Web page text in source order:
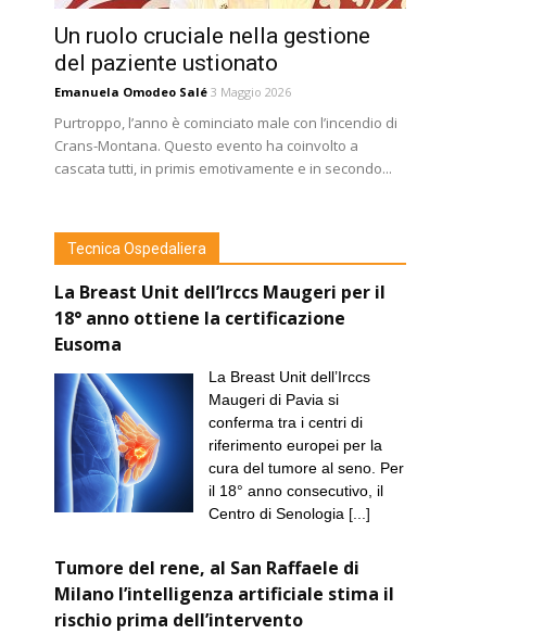
Un ruolo cruciale nella gestione
del paziente ustionato
Emanuela Omodeo Salé 3 Maggio 2026
Purtroppo, l’anno è cominciato male con l’incendio di
Crans-Montana. Questo evento ha coinvolto a
cascata tutti, in primis emotivamente e in secondo...
Tecnica Ospedaliera
La Breast Unit dell’Irccs Maugeri per il
18° anno ottiene la certificazione
Eusoma
La Breast Unit dell’Irccs
Maugeri di Pavia si
conferma tra i centri di
riferimento europei per la
cura del tumore al seno. Per
il 18° anno consecutivo, il
Centro di Senologia [...]
Tumore del rene, al San Raffaele di
Milano l’intelligenza artificiale stima il
rischio prima dell’intervento